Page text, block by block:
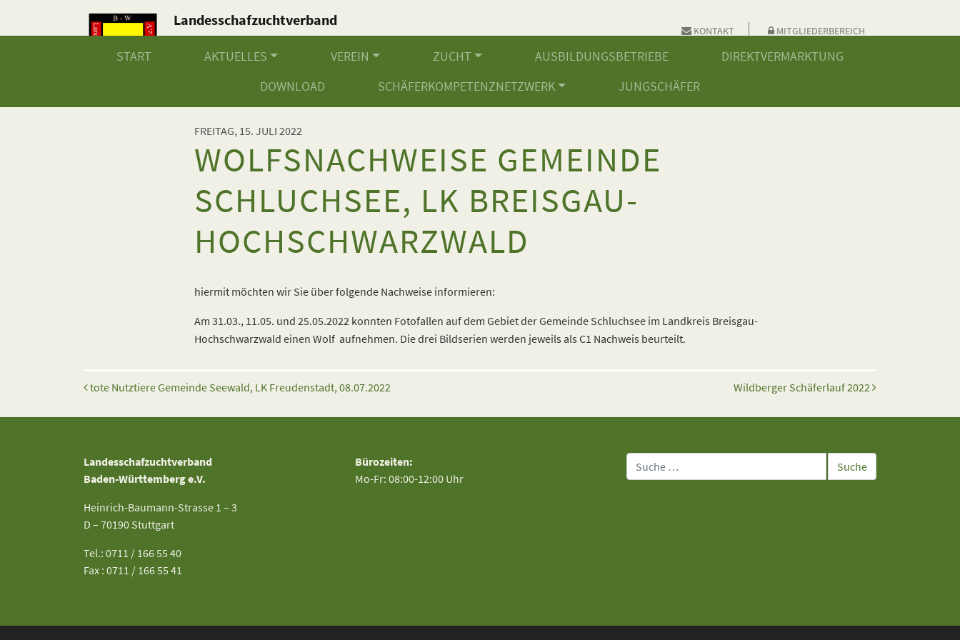
Landesschafzuchtverband
Baden-Württemberg e.V.
KONTAKT MITGLIEDERBEREICH
START AKTUELLES VEREIN ZUCHT AUSBILDUNGSBETRIEBE
DIREKTVERMARKTUNG
DOWNLOAD
SCHÄFERKOMPETENZNETZWERK JUNGSCHÄFER
FREITAG, 15. JULI 2022
WOLFSNACHWEISE GEMEINDE
SCHLUCHSEE, LK BREISGAU-
HOCHSCHWARZWALD
hiermit möchten wir Sie über folgende Nachweise informieren:
Am 31.03., 11.05. und 25.05.2022 konnten Fotofallen auf dem Gebiet der Gemeinde Schluchsee im Landkreis Breisgau-
Hochschwarzwald einen Wolf aufnehmen. Die drei Bildserien werden jeweils als C1 Nachweis beurteilt.
Beitrags-Navigation
tote Nutztiere Gemeinde Seewald, LK Freudenstadt, 08.07.2022 Wildberger Schäferlauf 2022
Landesschafzuchtverband
Baden-Württemberg e.V.
Heinrich-Baumann-Strasse 1 – 3
D – 70190 Stuttgart
Tel.: 0711 / 166 55 40
Fax : 0711 / 166 55 41
Bürozeiten:
Mo-Fr: 08:00-12:00 Uhr
Suche